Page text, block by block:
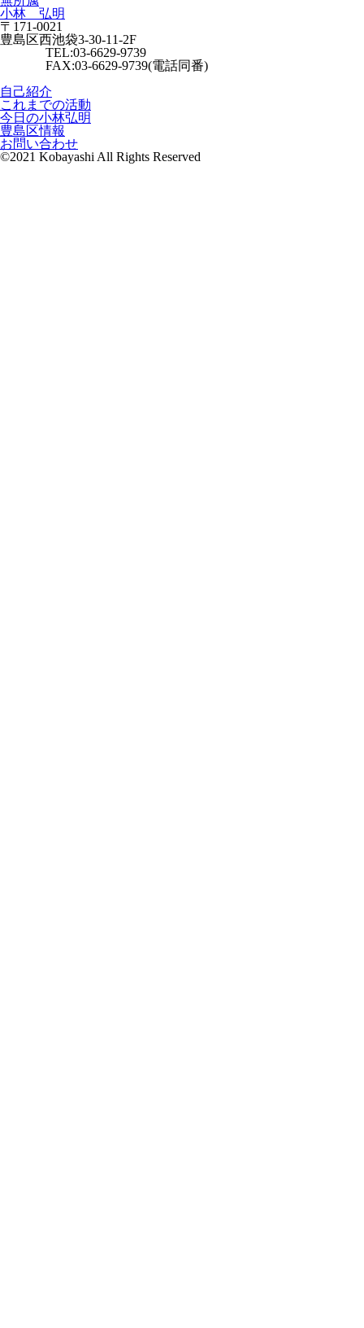
小林 弘明
〒171-0021
豊島区西池袋3-30-11-2F
TEL:03-6629-9739
FAX:03-6629-9739(電話同番)
自己紹介
これまでの活動
今日の小林弘明
豊島区情報
お問い合わせ
©2021 Kobayashi All Rights Reserved